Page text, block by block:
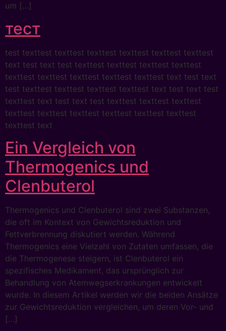
um […]
тест
test texttest texttest texttest texttest texttest texttest
text test text test texttest texttest texttest texttest
texttest texttest texttest texttest texttest text test text
test texttest texttest texttest texttest text test text test
texttest text test text test texttest texttest texttest
texttest texttest texttest texttest texttest texttest
texttest text
Ein Vergleich von
Thermogenics und
Clenbuterol
Thermogenics und Clenbuterol sind zwei Substanzen,
die oft im Kontext von Gewichtsreduktion und
Fettverbrennung diskutiert werden. Während
Thermogenics eine Vielzahl von Zutaten umfassen, die
die Thermogenese steigern, ist Clenbuterol ein
spezifisches Medikament, das ursprünglich zur
Behandlung von Atemwegserkrankungen entwickelt
wurde. In diesem Artikel werden wir die beiden Ansätze
zur Gewichtsreduktion vergleichen, um deren Vor- und
[…]